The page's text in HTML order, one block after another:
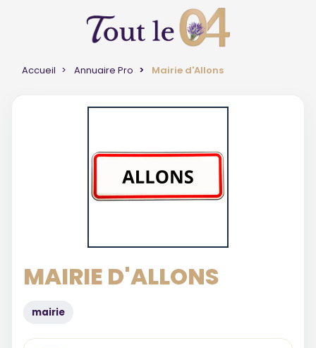
Accueil Annuaire Pro Mairie d'Allons
MAIRIE D'ALLONS
mairie